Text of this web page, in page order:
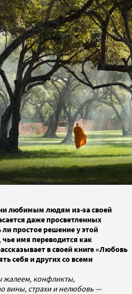
любимым людям из-за своей
даже просветленных
простое решение у этой
имя переводится как
в своей книге «Любовь
себя и других со всеми
жалеем, конфликты,
вины, страхи и нелюбовь —